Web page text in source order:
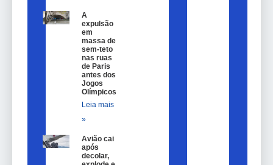
A
expulsão
em
massa de
sem-teto
nas ruas
de Paris
antes dos
Jogos
Olímpicos
Leia mais
»
Avião cai
após
decolar,